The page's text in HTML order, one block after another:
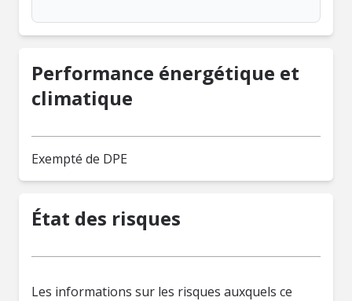
Performance énergétique et
climatique
Exempté de DPE
État des risques
Les informations sur les risques auxquels ce